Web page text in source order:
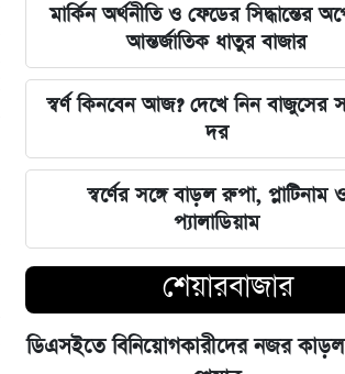
'মানুষ ভোট দিয়ে এমপি বানিয়েছে,
বিএনপিকে সত্য মেনে নিতে হবে':
ফারহানা
৫ আগস্টের ভরদুপুরে দেশত্যাগ:
থেকে ভারতের ফ্লাইট পর্যন্ত যা
ভারতপ্রেমী হলে দাগি আসামির
চোখ এড়িয়ে যায় দিল্লির: রুহুল
রিজভী
বাংলাদেশ আর কোনো দেশের 'ক্লায়েন্ট
মার্কিন অর্থনীতি ও ফেডের সিদ্ধান্তের
আন্তর্জাতিক ধাতুর বাজার
স্বর্ণ কিনবেন আজ? দেখে নিন বাজুসের
দর
স্বর্ণের সঙ্গে বাড়ল রুপা, প্লাটিনাম
প্যালাডিয়াম
শেয়ারবাজার
ডিএসইতে বিনিয়োগকারীদের নজর